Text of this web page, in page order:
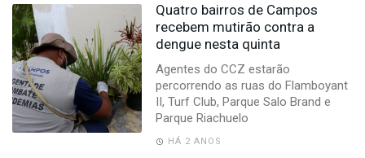
Quatro bairros de Campos
recebem mutirão contra a
dengue nesta quinta
Agentes do CCZ estarão
percorrendo as ruas do Flamboyant
II, Turf Club, Parque Salo Brand e
Parque Riachuelo
HÁ 2 ANOS